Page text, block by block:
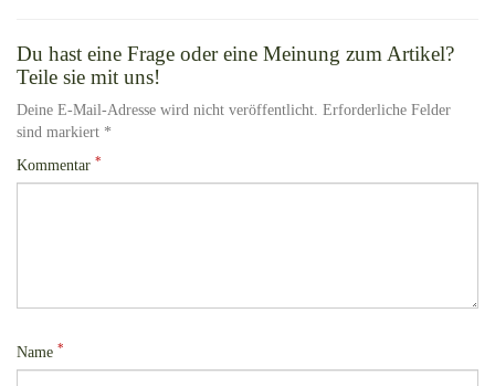
Du hast eine Frage oder eine Meinung zum Artikel?
Teile sie mit uns!
Deine E-Mail-Adresse wird nicht veröffentlicht. Erforderliche Felder
sind markiert *
Kommentar *
Name *